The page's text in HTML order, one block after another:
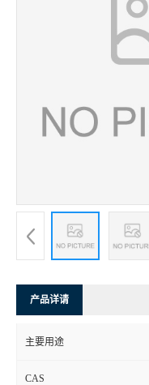
产品详请
主要用途
CAS